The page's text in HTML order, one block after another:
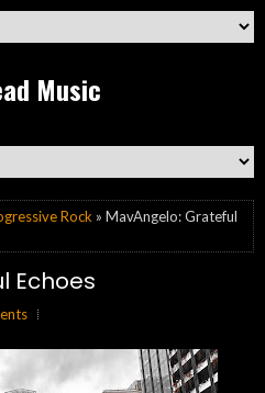
Music
Rock » MavAngelo: Grateful
Echoes